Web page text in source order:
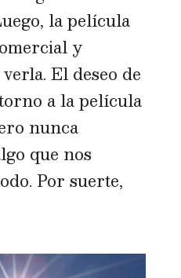
la película
y
El deseo de
a la película
nunca
que nos
Por suerte,